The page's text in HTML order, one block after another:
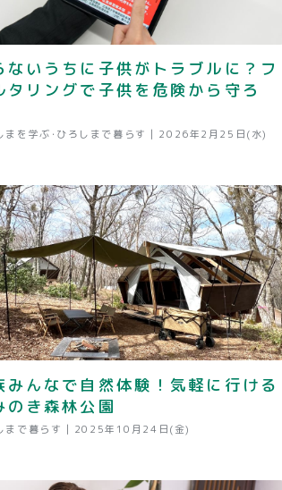
ないうちに子供がトラブルに？フ
タリングで子供を危険から守ろ
まを学ぶ･ひろしまで暮らす | 2026年2月25日(水)
みんなで自然体験！気軽に行ける
のき森林公園
まで暮らす | 2025年10月24日(金)